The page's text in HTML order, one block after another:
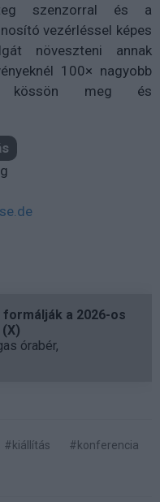
szenzorral és a
vezérléssel képes
növeszteni annak
100× nagyobb
kössön meg és
formálják a 2026-os
órabér,
#kiállítás
#konferencia